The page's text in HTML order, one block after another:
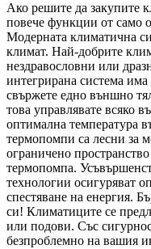
Ако решите да закупите
повече функции от само
Модерната климатична
климат. Най-добрите
нездравословни или
интегрирана система
свържете едно външно
това управлявате всяко
оптимална температура
термопомпи са лесни за
ограничено
термопомпа.
технологии осигуряват
спестяване на енергия.
си! Климатиците се
или подови. Със
безпроблемно на вашия